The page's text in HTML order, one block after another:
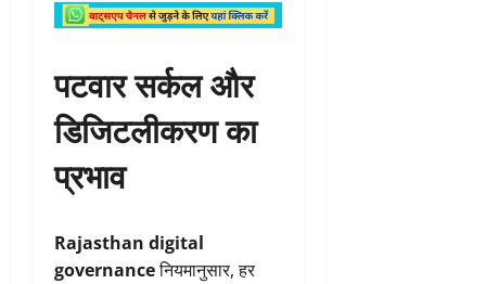
पटवार सर्कल और
डिजिटलीकरण का
प्रभाव
Rajasthan digital
governanceनियमानुसार, हर